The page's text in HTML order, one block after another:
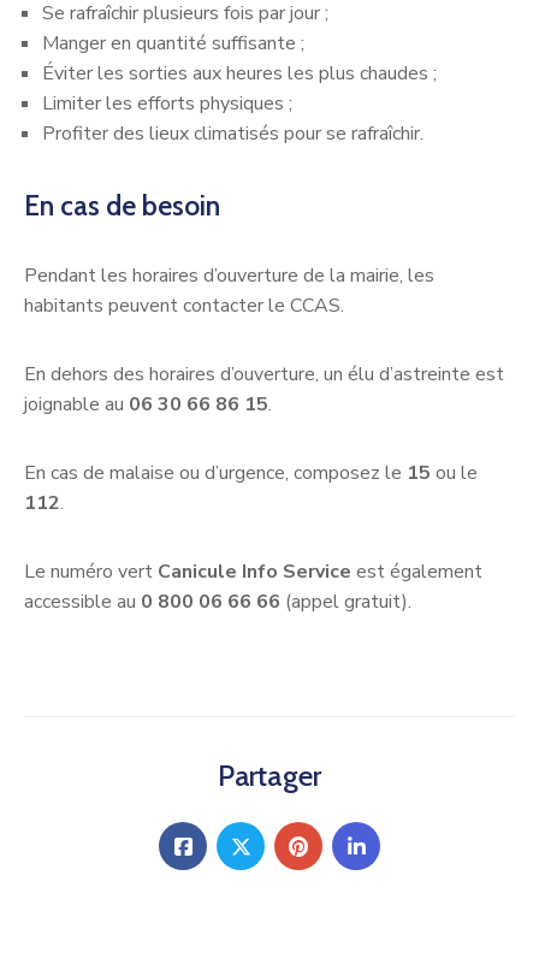
Se rafraîchir plusieurs fois par jour ;
Manger en quantité suffisante ;
Éviter les sorties aux heures les plus chaudes ;
Limiter les efforts physiques ;
Profiter des lieux climatisés pour se rafraîchir.
En cas de besoin
Pendant les horaires d’ouverture de la mairie, les
habitants peuvent contacter le CCAS.
En dehors des horaires d’ouverture, un élu d’astreinte est
joignable au 06 30 66 86 15.
En cas de malaise ou d’urgence, composez le 15 ou le
112.
Le numéro vert Canicule Info Service est également
accessible au 0 800 06 66 66 (appel gratuit).
Partager